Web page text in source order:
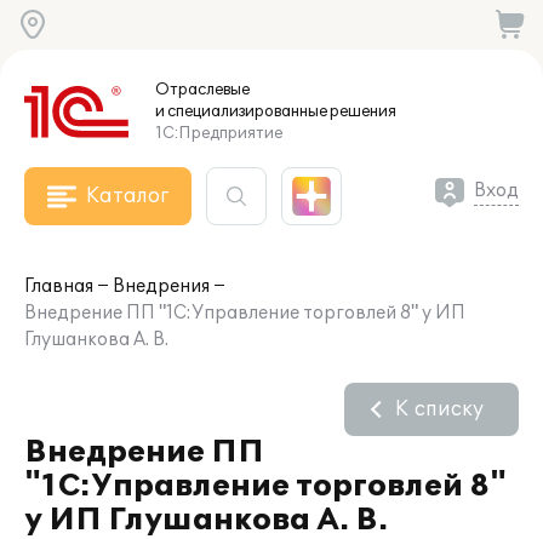
Отраслевые
и специализированныерешения
1С:Предприятие
Каталог Вход
Главная
Внедрения
Внедрение ПП "1С:Управление торговлей 8" у ИП
Глушанкова А. В.
Внедрение ПП
"1С:Управление торговлей 8"
у ИП Глушанкова А. В.
К списку